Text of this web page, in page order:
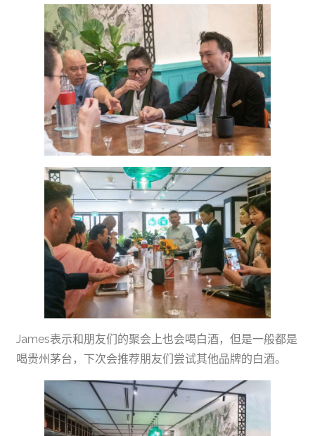
James表示和朋友们的聚会上也会喝白酒，但是一般都是
喝贵州茅台，下次会推荐朋友们尝试其他品牌的白酒。